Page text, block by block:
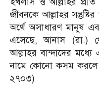
জীবনকে আল্লাহর
অর্থে অসাধারণ মানুষ
এসেছে, আনাস (রা.)
আল্লাহর বান্দাদের
নামে কোনো কসম করলে
২৭০৩)